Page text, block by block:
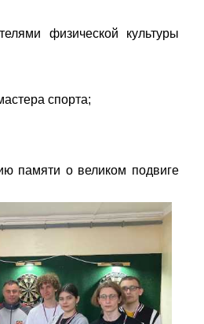
физической культуры
спорта;
памяти о великом подвиге